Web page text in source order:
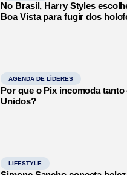
No Brasil, Harry Styles
Boa Vista para fugir dos
AGENDA DE LÍDERES
Por que o Pix incomoda tanto
Unidos?
LIFESTYLE